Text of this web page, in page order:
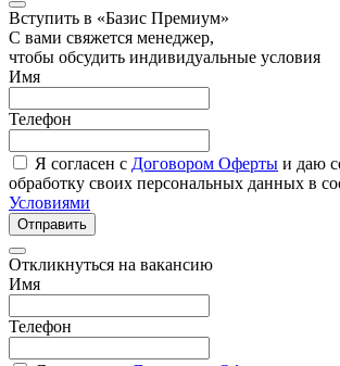
Вступить в «Базис Премиум»
С вами свяжется менеджер,
чтобы обсудить индивидуальные условия
Имя
Телефон
Я согласен с Договором Оферты и даю
обработку своих персональных данных в
Условиями
Отправить
Откликнуться на вакансию
Имя
Телефон